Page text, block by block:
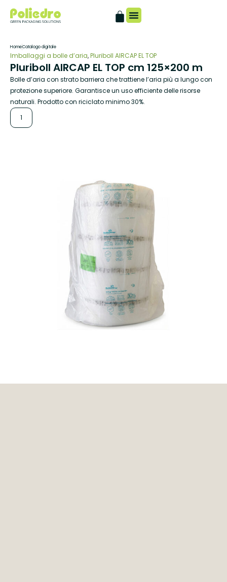
HomeCatalogo digitale
Imballaggi a bolle d’aria,Pluriboll AIRCAP EL TOP
Pluriboll AIRCAP EL TOP cm 125×200 m
Bolle d’aria con strato barriera che trattiene l’aria più a lungo con
protezione superiore. Garantisce un uso efficiente delle risorse
naturali. Prodotto con riciclato minimo 30%.